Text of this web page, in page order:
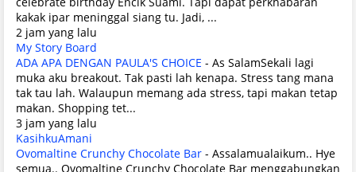
kakak ipar meninggal siang tu. Jadi, ...
2 jam yang lalu
My Story Board
ADA APA DENGAN PAULA'S CHOICE - As SalamSekali lagi
muka aku breakout. Tak pasti lah kenapa. Stress tang mana
tak tau lah. Walaupun memang ada stress, tapi makan tetap
makan. Shopping tet...
3 jam yang lalu
KasihkuAmani
Ovomaltine Crunchy Chocolate Bar - Assalamualaikum.. Hye
semua.. Ovomaltine Crunchy Chocolate Bar menggabungkan